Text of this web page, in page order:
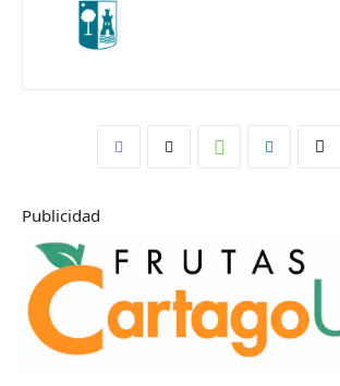
Publicidad